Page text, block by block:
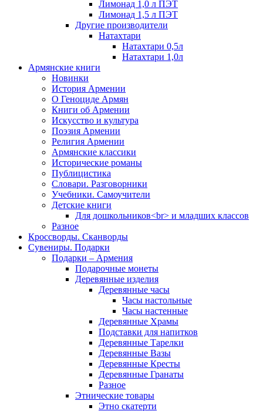
Лимонад 1,0 л ПЭТ
Лимонад 1,5 л ПЭТ
Другие производители
Натахтари
Натахтари 0,5л
Натахтари 1,0л
Армянские книги
Новинки
История Армении
О Геноциде Армян
Книги об Армении
Иcкусство и культура
Поэзия Армении
Религия Армении
Армянские классики
Исторические романы
Публицистика
Словари. Разговорники
Учебники. Самоучители
Детские книги
Для дошкольников<br> и младших классов
Разное
Кроссворды. Сканворды
Сувениры. Подарки
Подарки – Армения
Подарочные монеты
Деревянные изделия
Деревянные часы
Часы настольные
Часы настенные
Деревянные Храмы
Подставки для напитков
Деревянные Тарелки
Деревянные Вазы
Деревянные Кресты
Деревянные Гранаты
Разное
Этнические товары
Этно скатерти